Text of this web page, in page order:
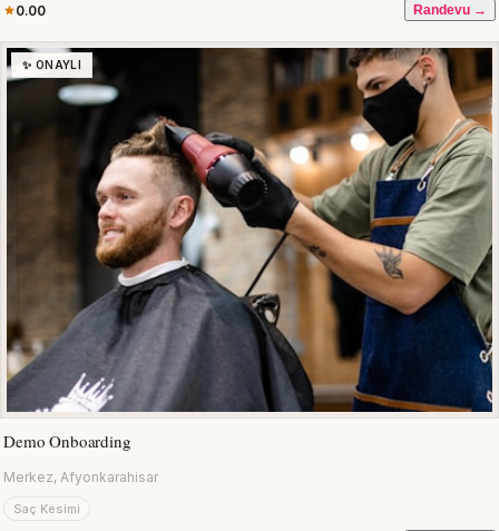
0.00 Randevu →
✨ ONAYLI
Demo Onboarding
Merkez, Afyonkarahisar
Saç Kesimi